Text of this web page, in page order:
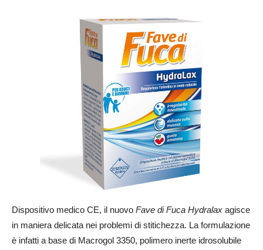
Dispositivo medico CE, il nuovo Fave di Fuca Hydralax agisce
in maniera delicata nei problemi di stitichezza. La formulazione
è infatti a base di Macrogol 3350, polimero inerte idrosolubile